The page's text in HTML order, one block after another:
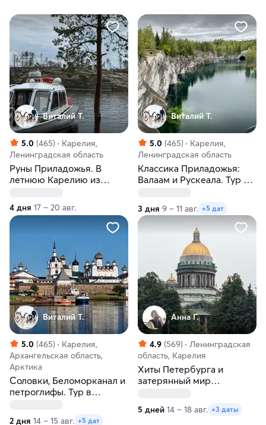
Виталий Т.
5.0 (465)
Карелия,
Ленинградская область
Руны Приладожья. В
летнюю Карелию из
4 дня 17 – 20 авг.
Виталий Т.
5.0 (465)
Карелия,
Ленинградская область
Классика Приладожья:
Валаам и Рускеала. Тур из
3 дня 9 – 11 авг. +5 дат
Виталий Т.
5.0 (465)
Карелия,
Архангельская область,
Арктика
Соловки, Беломорканал и
петроглифы. Тур в
2 дня 14 – 15 авг. +5 дат
Анна Г.
4.9 (569)
Ленинградская
область, Карелия
Хиты Петербурга и
затерянный мир
5 дней 14 – 18 авг. +3 даты